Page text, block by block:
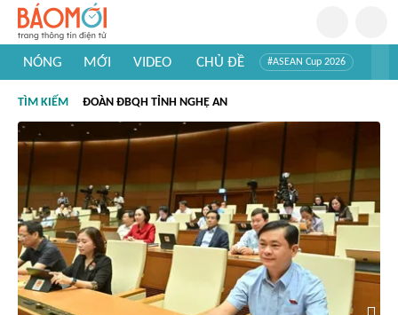
NÓNG MỚI VIDEO CHỦ ĐỀ #ASEAN Cup 2026
#Khám phá thế giới
TÌM KIẾM ĐOÀN ĐBQH TỈNH NGHỆ AN